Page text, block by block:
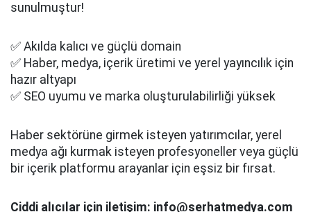
sunulmuştur!
✅ Akılda kalıcı ve güçlü domain
✅ Haber, medya, içerik üretimi ve yerel yayıncılık için
hazır altyapı
✅ SEO uyumu ve marka oluşturulabilirliği yüksek
Haber sektörüne girmek isteyen yatırımcılar, yerel
medya ağı kurmak isteyen profesyoneller veya güçlü
bir içerik platformu arayanlar için eşsiz bir fırsat.
Ciddi alıcılar için iletişim: info@serhatmedya.com